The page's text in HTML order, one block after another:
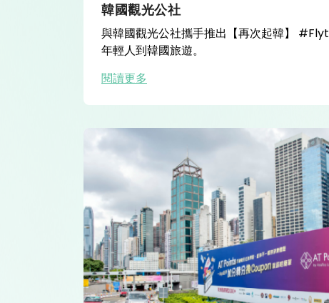
韓國觀光公社
與韓國觀光公社攜手推出【再次起韓】
年輕人到韓國旅遊。
閱讀更多